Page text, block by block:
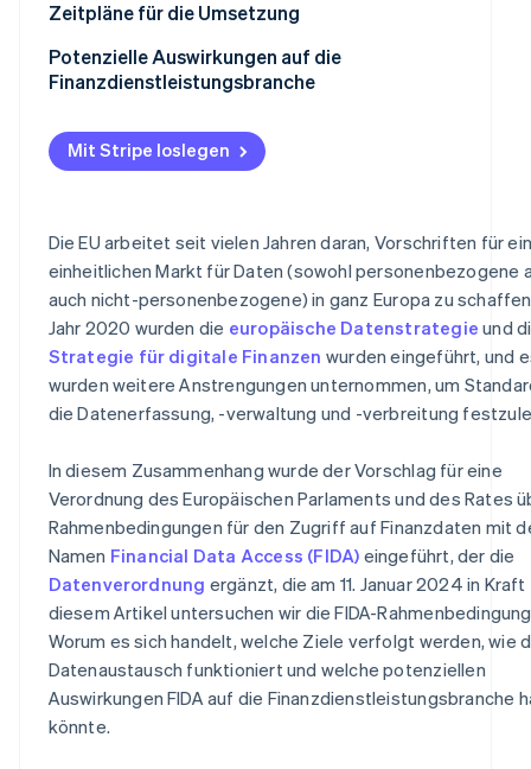
Pflichten der Datennutzer
Zeitpläne für die Umsetzung
Potenzielle Auswirkungen auf die
Finanzdienstleistungsbranche
Mit Stripe loslegen
Die EU arbeitet seit vielen Jahren daran, Vorschriften für
einheitlichen Markt für Daten (sowohl personenbezogene
auch nicht-personenbezogene) in ganz Europa zu
Jahr 2020 wurden die europäische Datenstrategie und
Strategie für digitale Finanzen wurden eingeführt, und
wurden weitere Anstrengungen unternommen, um
die Datenerfassung, -verwaltung und -verbreitung
In diesem Zusammenhang wurde der Vorschlag für eine
Verordnung des Europäischen Parlaments und des Rates
Rahmenbedingungen für den Zugriff auf Finanzdaten mit
Namen Financial Data Access (FIDA) eingeführt, der die
Datenverordnung ergänzt, die am 11. Januar 2024 in
diesem Artikel untersuchen wir die FIDA-
Worum es sich handelt, welche Ziele verfolgt werden, wie
Datenaustausch funktioniert und welche potenziellen
Auswirkungen FIDA auf die Finanzdienstleistungsbranche
könnte.